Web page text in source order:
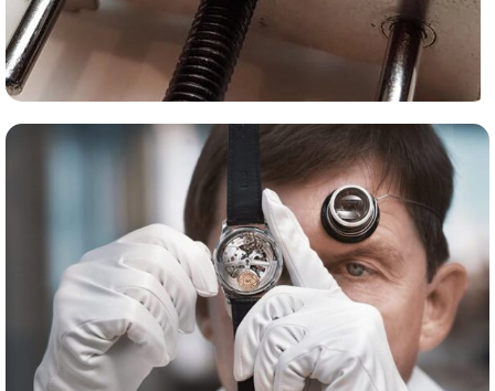
Сервис часов